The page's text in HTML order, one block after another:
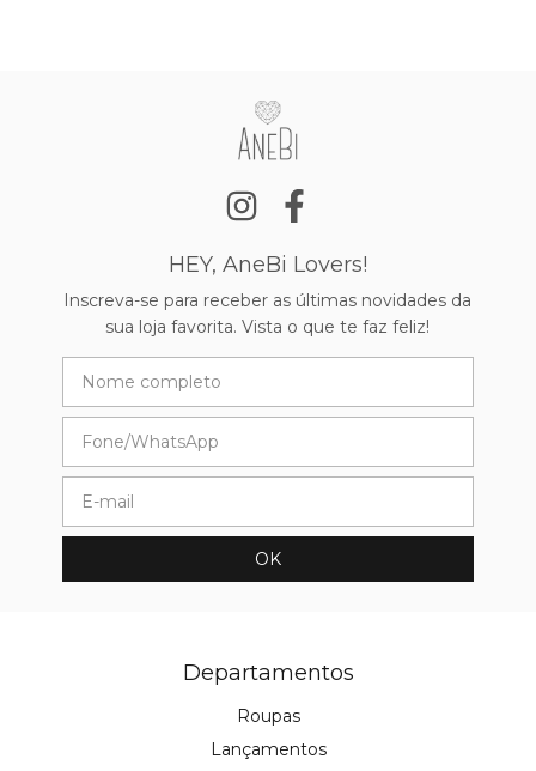
HEY, AneBi Lovers!
Inscreva-se para receber as últimas novidades da
sua loja favorita. Vista o que te faz feliz!
Departamentos
Roupas
Lançamentos